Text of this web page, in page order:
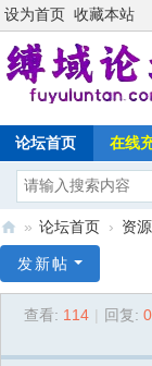
设为首页 收藏本站
论坛首页 在线
域
坛
» 论坛首页 › 资
发新帖
查看: 114 回复: 0